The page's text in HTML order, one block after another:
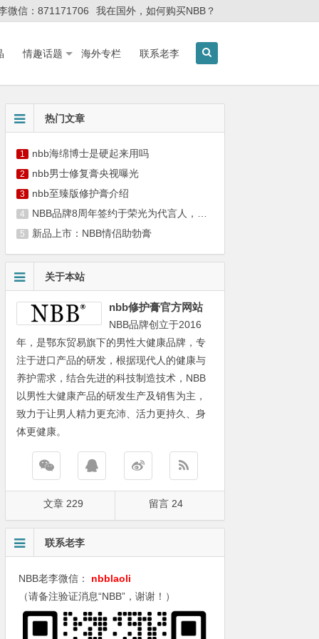
微信：871171706 我在国外，如何购买NBB？
情趣话题 海外专栏 联系老李
热门文章
1 nbb海绵博士是硬起来用吗
2 nbb男士修复膏央视曝光
3 nbb至臻版修护膏介绍
4 NBB品牌8周年签约于荣光为代言人，携手硬汉共筑男性健康新篇章
5 新品上市：NBB情侣助勃膏
关于本站
nbb修护膏官方网站
NBB品牌创立于2016
年，是鄂东贸易旗下的男性大健康品牌，专
注于进口产品的研发，根据现代人的健康与
养护需求，结合先进的科技制造技术，NBB
以男性大健康产品的研发生产及销售为主，
致力于让男人精力更充沛、活力更持久、身
体更健康。
文章 229 留言 24
联系老李
NBB老李微信： nbblaoli
（请备注验证消息“NBB”，谢谢！）